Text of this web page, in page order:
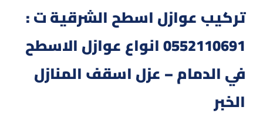
تركيب عوازل اسطح الشرقية ت :
0552110691 انواع عوازل الاسطح
في الدمام – عزل اسقف المنازل
الخبر